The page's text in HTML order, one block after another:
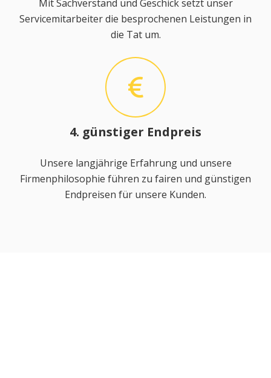
Mit Sachverstand und Geschick setzt unser
Servicemitarbeiter die besprochenen Leistungen in
die Tat um.
4. günstiger Endpreis
Unsere langjährige Erfahrung und unsere
Firmenphilosophie führen zu fairen und günstigen
Endpreisen für unsere Kunden.